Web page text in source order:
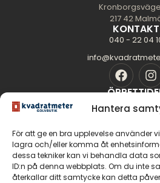
Hantera
För att ge en bra upplevelse använder
lagra och/eller komma åt
dessa tekniker kan vi behandla data
ID:n på denna webbplats. Om du inte
återkallar ditt samtycke kan detta
217 42
KONTAKT
040 - 22 04
Mån-Tors: 10.00 -
Lördag: 11.00 -
Söndag:
SIDOR
Golvguiden